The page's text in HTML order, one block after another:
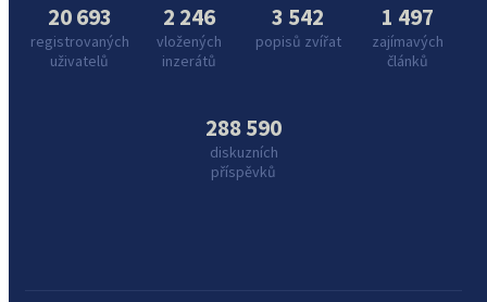
20 693
registrovaných
uživatelů
2 246
vložených
inzerátů
3 542
popisů zvířat
1 497
zajímavých
článků
288 590
diskuzních
příspěvků